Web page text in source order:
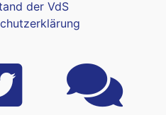
der VdS